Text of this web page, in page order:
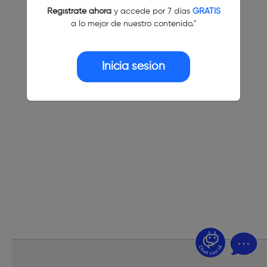
Regístrate ahoray accede por 7 días GRATIS
a lo mejor de nuestro contenido."
Inicia sesión